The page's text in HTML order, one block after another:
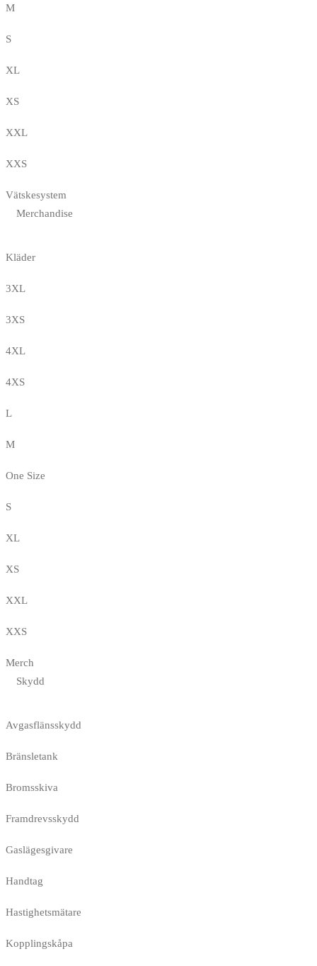
M
S
XL
XS
XXL
XXS
Vätskesystem
Merchandise
Kläder
3XL
3XS
4XL
4XS
L
M
One Size
S
XL
XS
XXL
XXS
Merch
Skydd
Avgasflänsskydd
Bränsletank
Bromsskiva
Framdrevsskydd
Gaslägesgivare
Handtag
Hastighetsmätare
Kopplingskåpa